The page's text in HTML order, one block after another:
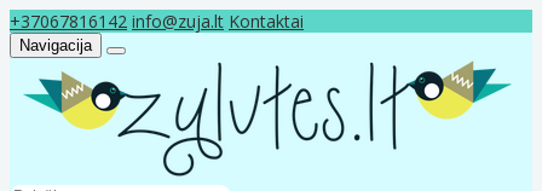
+37067816142 info@zuja.lt Kontaktai
Navigacija